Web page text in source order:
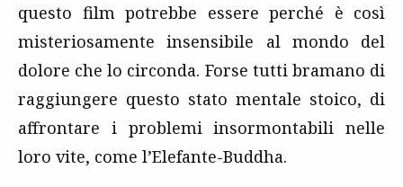
questo film potrebbe essere perché è così
misteriosamente insensibile al mondo del
dolore che lo circonda. Forse tutti bramano di
raggiungere questo stato mentale stoico, di
affrontare i problemi insormontabili nelle
loro vite, come l’Elefante-Buddha.